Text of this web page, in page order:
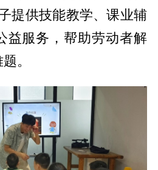
提供技能教学、课业辅
益服务，帮助劳动者解
。